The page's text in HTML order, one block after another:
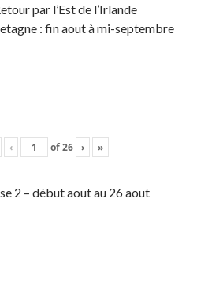
par l’Est de l’Irlande
: fin aout à mi-septembre
‹ of26 › »
2 – début aout au 26 aout